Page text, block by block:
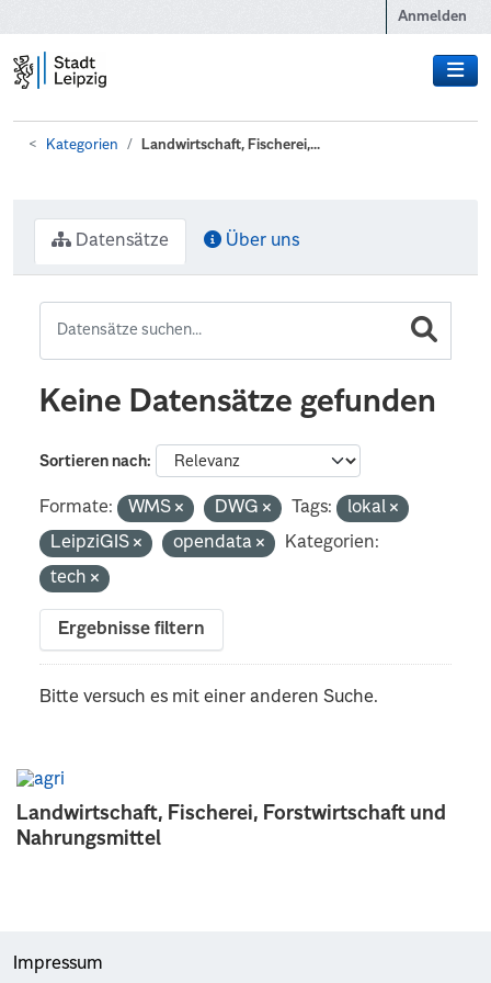
Anmelden
Kategorien Landwirtschaft, Fischerei,...
Landwirtschaft, Fischerei, Forstwirtschaft und
Nahrungsmittel
Datensätze Über uns
Keine Datensätze gefunden
Sortieren nach
Formate: WMS DWG Tags:
lokal
LeipziGIS
opendata
Kategorien:
tech
Ergebnisse filtern
Bitte versuch es mit einer anderen Suche.
Impressum